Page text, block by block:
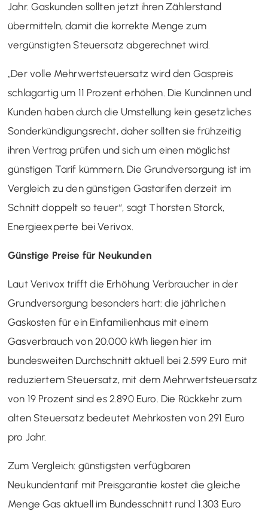
Jahr. Gaskunden sollten jetzt ihren Zählerstand
übermitteln, damit die korrekte Menge zum
vergünstigten Steuersatz abgerechnet wird.
„Der volle Mehrwertsteuersatz wird den Gaspreis
schlagartig um 11 Prozent erhöhen. Die Kundinnen und
Kunden haben durch die Umstellung kein gesetzliches
Sonderkündigungsrecht, daher sollten sie frühzeitig
ihren Vertrag prüfen und sich um einen möglichst
günstigen Tarif kümmern. Die Grundversorgung ist im
Vergleich zu den günstigen Gastarifen derzeit im
Schnitt doppelt so teuer“, sagt Thorsten Storck,
Energieexperte bei Verivox.
Günstige Preise für Neukunden
Laut Verivox trifft die Erhöhung Verbraucher in der
Grundversorgung besonders hart: die jährlichen
Gaskosten für ein Einfamilienhaus mit einem
Gasverbrauch von 20.000 kWh liegen hier im
bundesweiten Durchschnitt aktuell bei 2.599 Euro mit
reduziertem Steuersatz, mit dem Mehrwertsteuersatz
von 19 Prozent sind es 2.890 Euro. Die Rückkehr zum
alten Steuersatz bedeutet Mehrkosten von 291 Euro
pro Jahr.
Zum Vergleich: günstigsten verfügbaren
Neukundentarif mit Preisgarantie kostet die gleiche
Menge Gas aktuell im Bundesschnitt rund 1.303 Euro